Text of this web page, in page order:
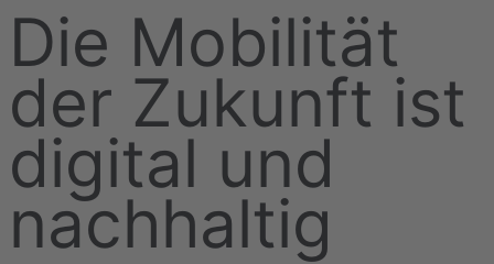
Die Mobilität
der Zukunft ist
digital und
nachhaltig